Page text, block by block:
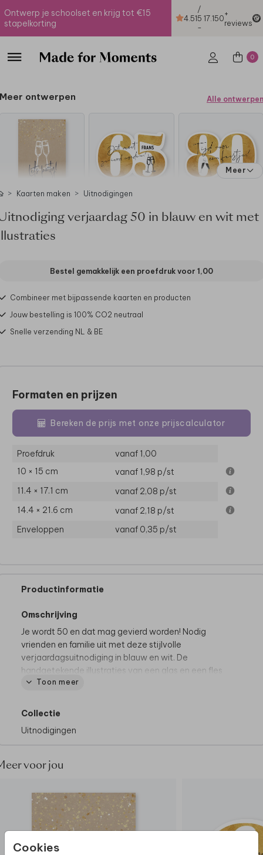
Ontwerp je schoolset en krijg tot €15
stapelkorting
4.51
/
5
-
17.150+
reviews
0
Cookies
Meer ontwerpen Alle ontwerpen
Meer
Kaarten maken Uitnodigingen
verjaardag 50 in blauw en wit met
Bestel gemakkelijk een proefdruk voor 1,00
Combineer met bijpassende kaarten en producten
Jouw bestelling is 100% CO2 neutraal
Snelle verzending NL & BE
Formaten en prijzen
Bereken de prijs met onze prijscalculator
Proefdruk
vanaf 1,00
10 × 15 cm
vanaf 1,98 p/st
11.4 × 17.1 cm
vanaf 2,08 p/st
14.4 × 21.6 cm
vanaf 2,18 p/st
Enveloppen
vanaf 0,35 p/st
Productinformatie
Omschrijving
Je wordt 50 en dat mag gevierd worden! Nodig
vrienden en familie uit met deze stijlvolle
verjaardagsuitnodiging in blauw en wit. De
handgetekende illustraties van een glas en een fles
geven de kaart een speelse, feestelijke uitstraling.
Toon meer
Collectie
Uitnodigingen
voor jou